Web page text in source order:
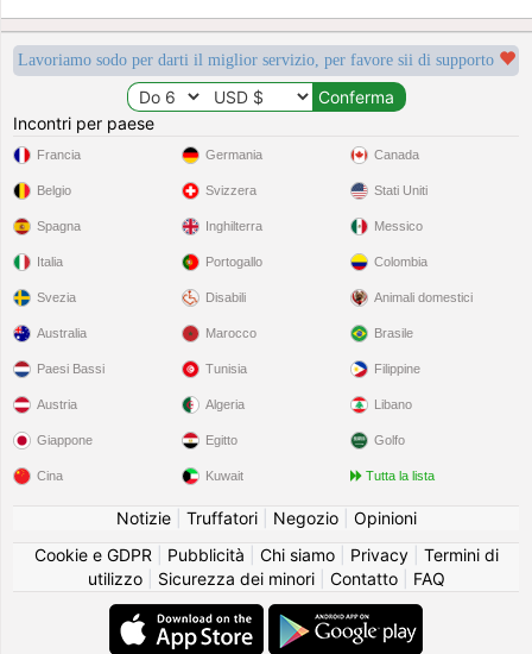
Lavoriamo sodo per darti il miglior servizio, per favore sii di supporto
Incontri per paese
Francia
Belgio
Spagna
Italia
Svezia
Germania
Svizzera
Inghilterra
Portogallo
Disabili
Canada
Stati Uniti
Messico
Colombia
Animali domestici
Australia
Paesi Bassi
Austria
Giappone
Cina
Marocco
Tunisia
Algeria
Egitto
Kuwait
Brasile
Filippine
Libano
Golfo
Tutta la lista
Notizie| Truffatori| Negozio| Opinioni
Cookie e GDPR
Pubblicità Chi siamo| Privacy| Termini di
utilizzo| Sicurezza dei minori| Contatto| FAQ